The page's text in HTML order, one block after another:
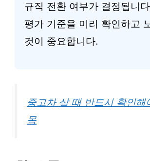
규직 전환 여부가 결정됩니
평가 기준을 미리 확인하고
것이 중요합니다.
중고차 살 때 반드시 확인해
목